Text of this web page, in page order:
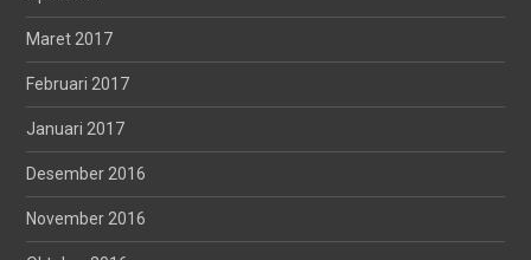
Maret 2017
Februari 2017
Januari 2017
Desember 2016
November 2016